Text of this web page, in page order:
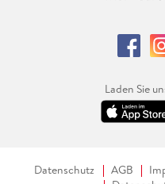
Laden Sie
Datenschutz AGB